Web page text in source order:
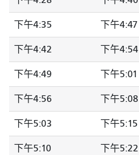
下午4:35 下午4:47
下午4:42 下午4:54
下午4:49 下午5:01
下午4:56 下午5:08
下午5:03 下午5:15
下午5:10 下午5:22